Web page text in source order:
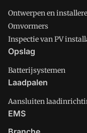
Ontwerpen en
Omvormers
Inspectie van PV
Opslag
Batterijsystemen
Laadpalen
Aansluiten
EMS